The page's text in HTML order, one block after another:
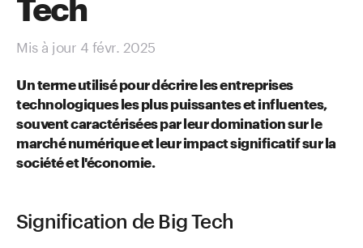
Tech
Mis à jour 4 févr. 2025
Un terme utilisé pour décrire les entreprises
technologiques les plus puissantes et influentes,
souvent caractérisées par leur domination sur le
marché numérique et leur impact significatif sur la
société et l'économie.
Signification de Big Tech